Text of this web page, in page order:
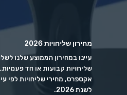
מחירון שליחויות 2026
עיינו במחירון הממוצע שלנו
שליחויות קבועות או חד
אקספרס, מחירי שליחויות לפי
לשנת 2026.